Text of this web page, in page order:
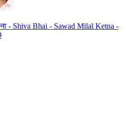
- Shiva Bhai - Sawad Milal Ketna -